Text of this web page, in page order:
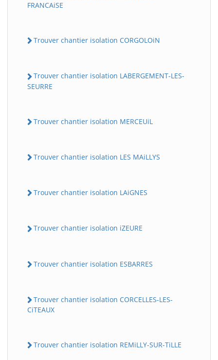
FRANCAiSE
Trouver chantier isolation CORGOLOiN
Trouver chantier isolation LABERGEMENT-LES-
SEURRE
Trouver chantier isolation MERCEUiL
Trouver chantier isolation LES MAiLLYS
Trouver chantier isolation LAiGNES
Trouver chantier isolation iZEURE
Trouver chantier isolation ESBARRES
Trouver chantier isolation CORCELLES-LES-
CiTEAUX
Trouver chantier isolation REMiLLY-SUR-TiLLE